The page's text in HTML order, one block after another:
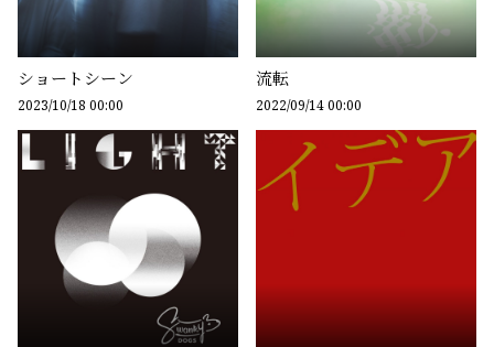
ショートシーン
2023/10/18 00:00
流転
2022/09/14 00:00